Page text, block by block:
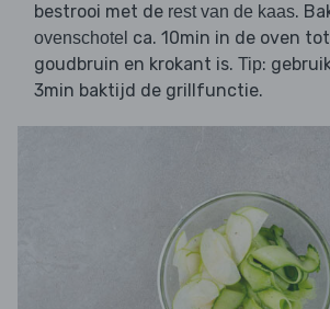
bestrooi met de rest van de kaas.
ovenschotel ca. 10min in de oven
goudbruin en krokant is. Tip:
3min baktijd de grillfunctie.